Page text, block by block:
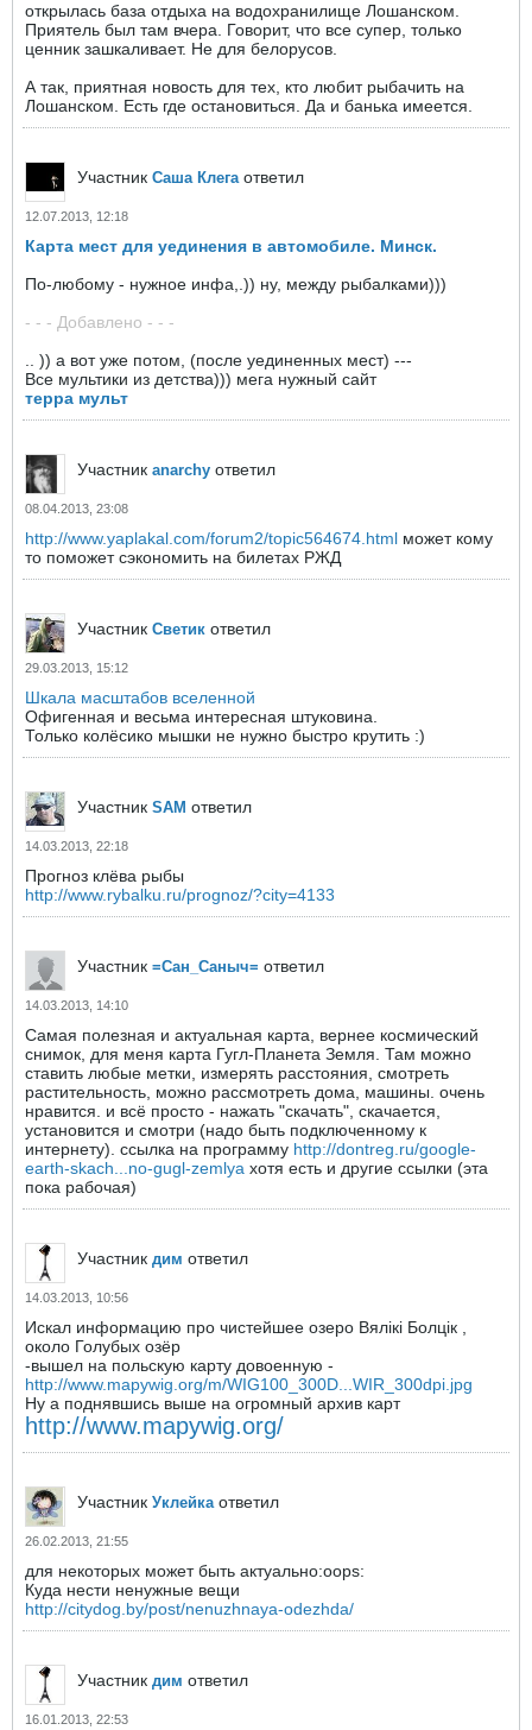
открылась база отдыха на водохранилище Лошанском.
Приятель был там вчера. Говорит, что все супер, только
ценник зашкаливает. Не для белорусов.
А так, приятная новость для тех, кто любит рыбачить на
Лошанском. Есть где остановиться. Да и банька имеется.
Участник Саша Клега ответил
12.07.2013, 12:18
Карта мест для уединения в автомобиле. Минск.
По-любому - нужное инфа,.)) ну, между рыбалками)))
- - - Добавлено - - -
.. )) а вот уже потом, (после уединенных мест) ---
Все мультики из детства))) мега нужный сайт
терра мульт
Участник anarchy ответил
08.04.2013, 23:08
http://www.yaplakal.com/forum2/topic564674.html может кому
то поможет сэкономить на билетах РЖД
Участник Светик ответил
29.03.2013, 15:12
Шкала масштабов вселенной
Офигенная и весьма интересная штуковина.
Только колёсико мышки не нужно быстро крутить :)
Участник SAM ответил
14.03.2013, 22:18
Прогноз клёва рыбы
http://www.rybalku.ru/prognoz/?city=4133
Участник =Сан_Саныч= ответил
14.03.2013, 14:10
Самая полезная и актуальная карта, вернее космический
снимок, для меня карта Гугл-Планета Земля. Там можно
ставить любые метки, измерять расстояния, смотреть
растительность, можно рассмотреть дома, машины. очень
нравится. и всё просто - нажать "скачать", скачается,
установится и смотри (надо быть подключенному к
интернету). ссылка на программу http://dontreg.ru/google-
earth-skach...no-gugl-zemlya хотя есть и другие ссылки (эта
пока рабочая)
Участник дим ответил
14.03.2013, 10:56
Искал информацию про чистейшее озеро Вялiкi Болцiк ,
около Голубых озёр
-вышел на польскую карту довоенную -
http://www.mapywig.org/m/WIG100_300D...WIR_300dpi.jpg
Ну а поднявшись выше на огромный архив карт
http://www.mapywig.org/
Участник Уклейка ответил
26.02.2013, 21:55
для некоторых может быть актуально:oops:
Куда нести ненужные вещи
http://citydog.by/post/nenuzhnaya-odezhda/
Участник дим ответил
16.01.2013, 22:53